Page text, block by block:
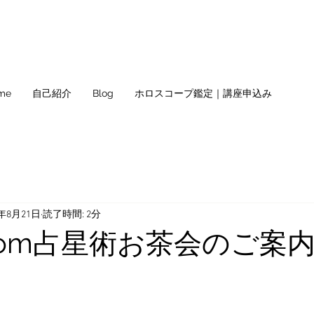
自己紹介 Blog ホロスコープ鑑定｜講座申込み
占星術お茶会のご案
8月21日 読了時間: 2分